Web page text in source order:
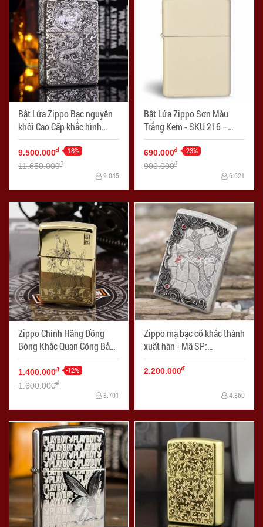
Bật Lửa Zippo Bạc nguyên
khối Cao Cấp khắc hình
rồng châu Á Dũng Mãnh -
Mã SP: ZPC2129
9.500.000đ -18%
11.650.000đ
9.045
Bật Lửa Zippo Sơn Màu
Trắng Kem - SKU 216 –
Zippo Cream Matte - Mã SP:
ZPC2096
690.000đ -23%
900.000đ
6.621
Zippo Chính Hãng Đồng
Bóng Khắc Quan Công Bản
armor - Mã SP: ZPC1140-
169
1.400.000đ -12%
1.600.000đ
3.701
Zippo mạ bạc cổ khắc thánh
xuất hàn - Mã SP:
ZPC1904-T
2.200.000đ
4.360